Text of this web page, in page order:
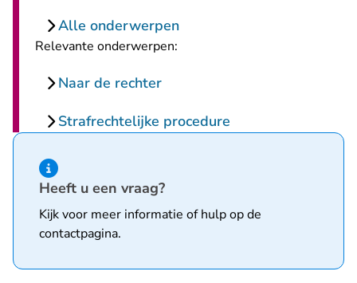
Alle onderwerpen
Relevante onderwerpen:
Naar de rechter
Strafrechtelijke procedure
Hint van type informatie
Heeft u een vraag?
Kijk voor meer informatie of hulp op de
contactpagina.